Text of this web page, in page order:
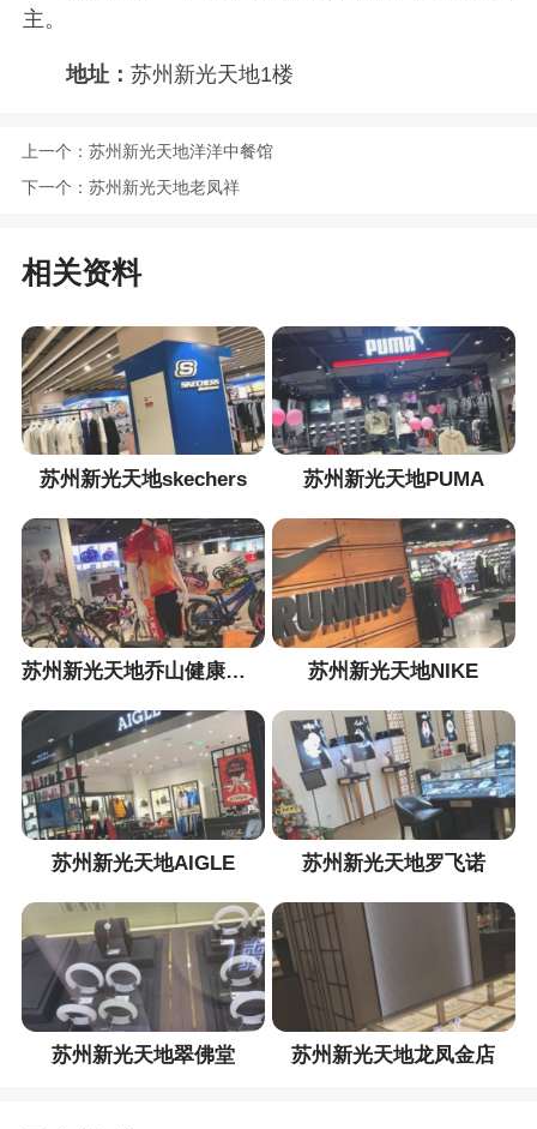
主。
地址： 苏州新光天地1楼
上一个： 苏州新光天地洋洋中餐馆
下一个： 苏州新光天地老凤祥
相关资料
苏州新光天地skechers 苏州新光天地PUMA
苏州新光天地乔山健康科技 苏州新光天地NIKE
苏州新光天地AIGLE 苏州新光天地罗飞诺
苏州新光天地翠佛堂 苏州新光天地龙凤金店